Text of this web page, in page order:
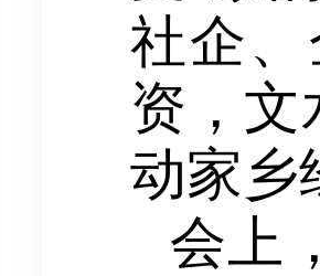
社企
资，文
动家乡
会上